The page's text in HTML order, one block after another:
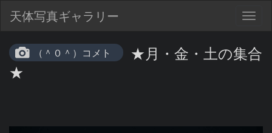
天体写真ギャラリー
（＾０＾）コメト
★月・金・土の集合
★